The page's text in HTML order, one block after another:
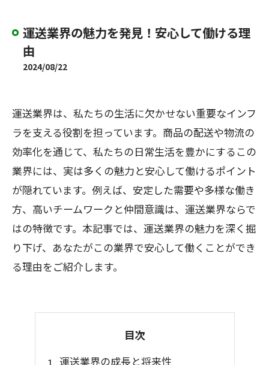
運送業界の魅力を発見！安心して働ける理
由
2024/08/22
運送業界は、私たちの生活に欠かせない重要なインフ
ラを支える役割を担っています。商品の配送や物流の
効率化を通じて、私たちの日常生活を豊かにするこの
業界には、実は多くの魅力と安心して働けるポイント
が隠れています。例えば、安定した需要や多様な働き
方、高いチームワークと仲間意識は、運送業界ならで
はの特徴です。本記事では、運送業界の魅力を深く掘
り下げ、あなたがこの業界で安心して働くことができ
る理由をご紹介します。
目次
運送業界の成長と将来性